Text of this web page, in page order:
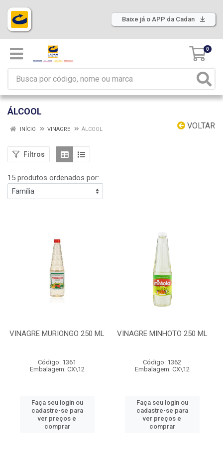
Baixe já o APP da Cadan
0
ÁLCOOL
VOLTAR
INÍCIO VINAGRE ÁLCOOL
Filtros
15 produtos ordenados por:
VINAGRE MURIONGO 250 ML
Código: 1361
Embalagem: CX\12
Faça seu login ou
cadastre-se para
ver preços e
comprar
VINAGRE MINHOTO 250 ML
Código: 1362
Embalagem: CX\12
Faça seu login ou
cadastre-se para
ver preços e
comprar